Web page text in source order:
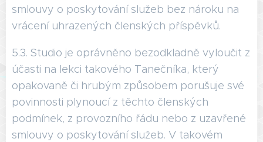
smlouvy o poskytování služeb bez nároku na
vrácení uhrazených členských příspěvků.
5.3. Studio je oprávněno bezodkladně vyloučit z
účasti na lekci takového Tanečníka, který
opakovaně či hrubým způsobem porušuje své
povinnosti plynoucí z těchto členských
podmínek, z provozního řádu nebo z uzavřené
smlouvy o poskytování služeb. V takovém